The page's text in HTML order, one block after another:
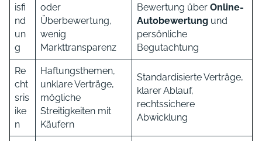
isfi
nd
un
g
oder
Überbewertung,
wenig
Markttransparenz
Bewertung überOnline-
Autobewertung und
persönliche
Begutachtung
Re
cht
sris
ike
n
Haftungsthemen,
unklare Verträge,
mögliche
Streitigkeiten mit
Käufern
Standardisierte Verträge,
klarer Ablauf,
rechtssichere
Abwicklung